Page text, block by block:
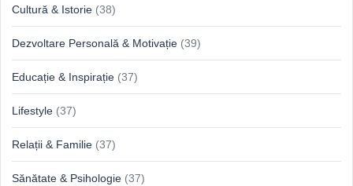
Cultură & Istorie (38)
Dezvoltare Personală & Motivație (39)
Educație & Inspirație (37)
Lifestyle (37)
Relații & Familie (37)
Sănătate & Psihologie (37)